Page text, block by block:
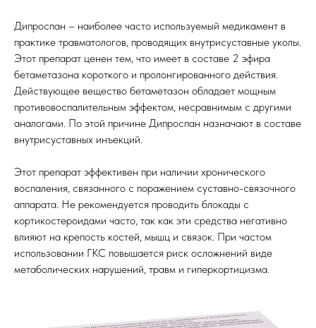
Дипроспан – наиболее часто используемый медикамент в
практике травматологов, проводящих внутрисуставные уколы.
Этот препарат ценен тем, что имеет в составе 2 эфира
бетаметазона короткого и пролонгированного действия.
Действующее вещество бетаметазон обладает мощным
противовоспалительным эффектом, несравнимым с другими
аналогами. По этой причине Дипроспан назначают в составе
внутрисуставных инъекций.
Этот препарат эффективен при наличии хронического
воспаления, связанного с поражением суставно-связочного
аппарата. Не рекомендуется проводить блокады с
кортикостероидами часто, так как эти средства негативно
влияют на крепость костей, мышц и связок. При частом
использовании ГКС повышается риск осложнений виде
метаболических нарушений, травм и гиперкортицизма.